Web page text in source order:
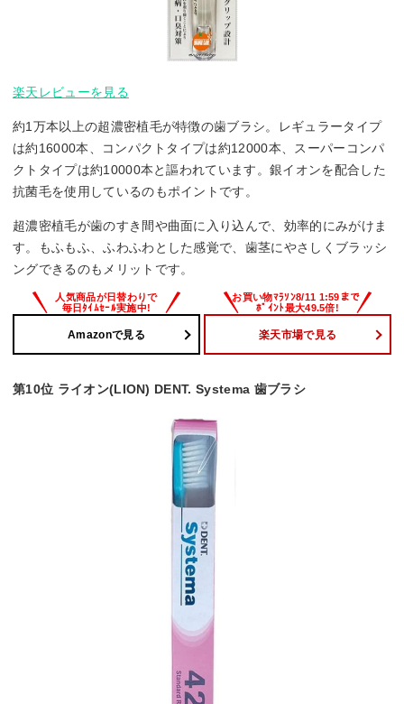
楽天レビューを見る
約1万本以上の超濃密植毛が特徴の歯ブラシ。レギュラータイプ
は約16000本、コンパクトタイプは約12000本、スーパーコンパ
クトタイプは約10000本と謳われています。銀イオンを配合した
抗菌毛を使用しているのもポイントです。
超濃密植毛が歯のすき間や曲面に入り込んで、効率的にみがけま
す。もふもふ、ふわふわとした感覚で、歯茎にやさしくブラッシ
ングできるのもメリットです。
Amazonで見る 楽天市場で見る
第10位 ライオン(LION) DENT. Systema 歯ブラシ